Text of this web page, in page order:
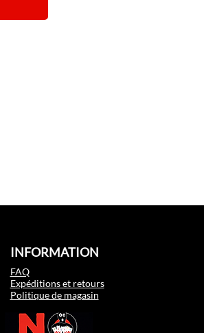
INFORMATION
FAQ
Expéditions et retours
Politique de magasin